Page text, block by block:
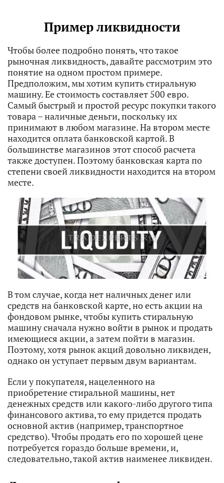
Пример ликвидности
Чтобы более подробно понять, что такое
рыночная ликвидность, давайте рассмотрим это
понятие на одном простом примере.
Предположим, мы хотим купить стиральную
машину. Ее стоимость составляет 500 евро.
Самый быстрый и простой ресурс покупки такого
товара – наличные деньги, поскольку их
принимают в любом магазине. На втором месте
находится оплата банковской картой. В
большинстве магазинов этот способ расчета
также доступен. Поэтому банковская карта по
степени своей ликвидности находится на втором
месте.
В том случае, когда нет наличных денег или
средств на банковской карте, но есть акции на
фондовом рынке, чтобы купить стиральную
машину сначала нужно войти в рынок и продать
имеющиеся акции, а затем пойти в магазин.
Поэтому, хотя рынок акций довольно ликвиден,
однако он уступает первым двум вариантам.
Если у покупателя, нацеленного на
приобретение стиральной машины, нет
денежных средств или какого-либо другого типа
финансового актива, то ему придется продать
основной актив (например, транспортное
средство). Чтобы продать его по хорошей цене
потребуется гораздо больше времени, и,
следовательно, такой актив наименее ликвиден.